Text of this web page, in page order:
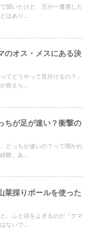
聞いたけど、万が一遭遇した
はあり...
のオス・メスにある決
てどうやって見分けるの？」
答えら...
ちが足が速い？衝撃の
どっちが速いの？って聞かれ
験、あ...
菜採りポールを使った
、ふと頭をよぎるのが「クマ
ないで...